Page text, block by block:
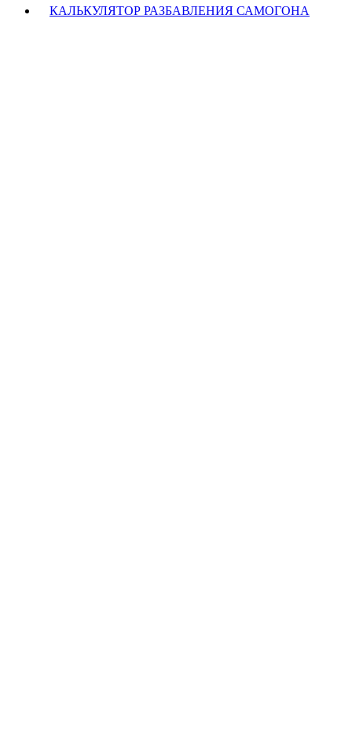
КАЛЬКУЛЯТОР РАЗБАВЛЕНИЯ САМОГОНА